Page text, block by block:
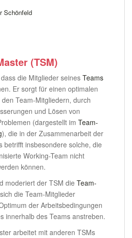
Schönfeld
(TSM)
die Mitglieder seines Teams
Er sorgt für einen optimalen
Team-Mitgliedern, durch
und Lösen von
(dargestellt im Team-
), die in der Zusammenarbeit der
betrifft insbesondere solche, die
Working-Team nicht
können.
moderiert der TSM die Team-
die Team-Mitglieder
der Arbeitsbedingungen
innerhalb des Teams anstreben.
arbeitet mit anderen TSMs